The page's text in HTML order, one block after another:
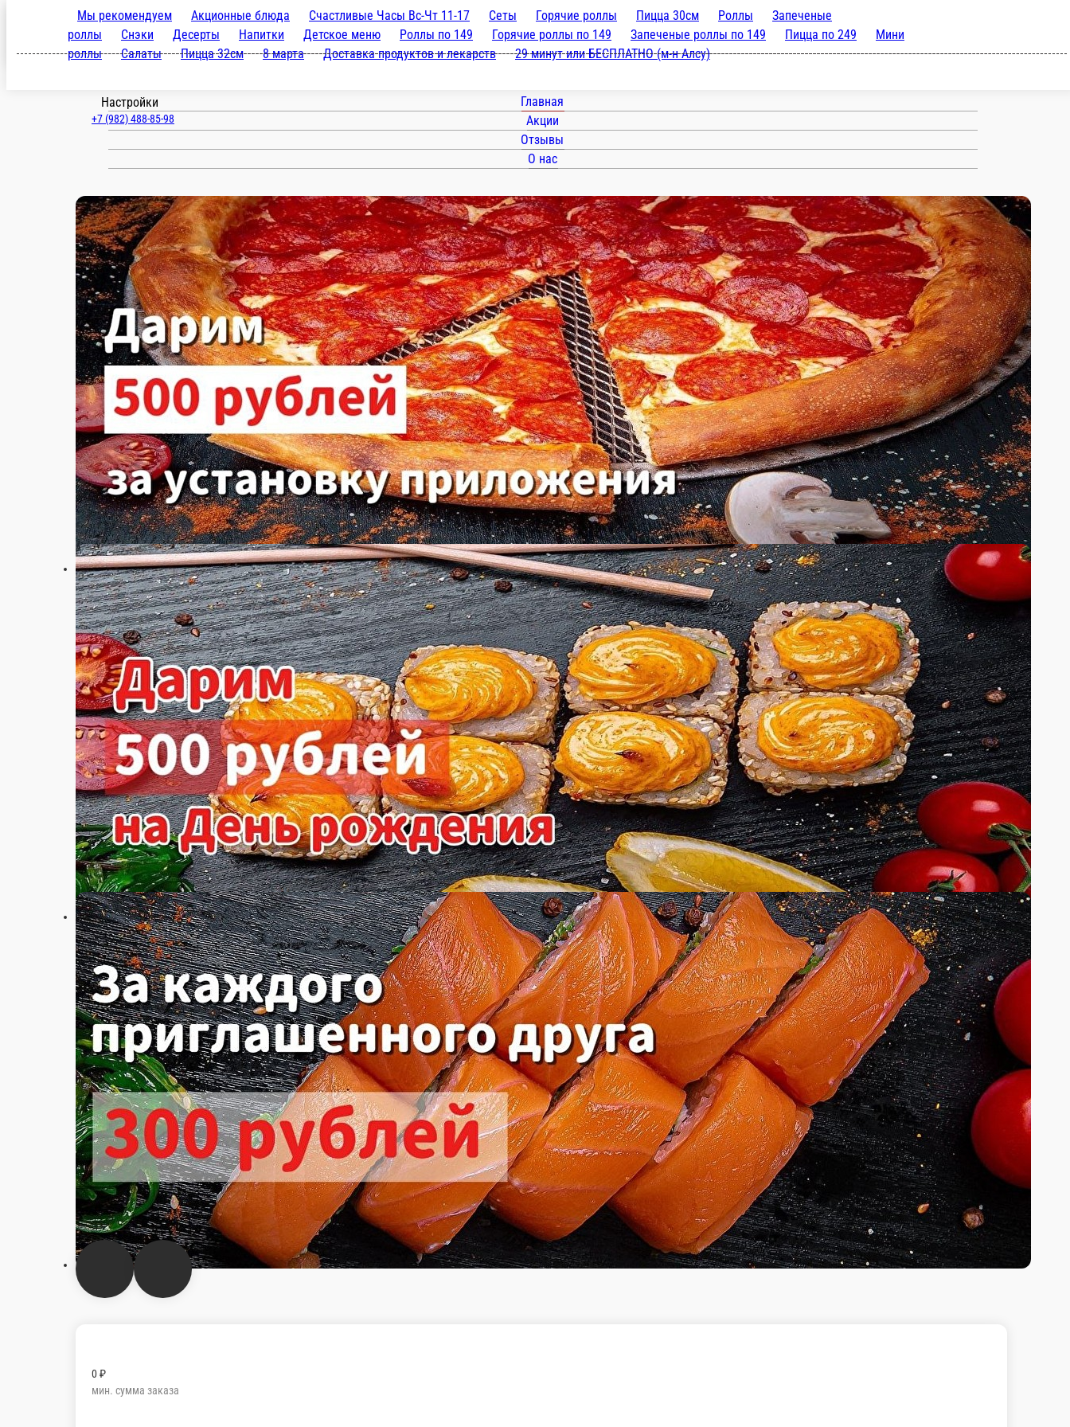
Чернушка
Настройки
+7 (982) 488-85-98
Главная
Акции
Отзывы
О нас
0 ₽
мин. сумма заказа
Мы рекомендуем Акционные блюда Счастливые Часы Вс-Чт 11-17 Сеты Горячие роллы Пицца 30см Роллы
Запеченые
роллы
Снэки Десерты Напитки Детское меню Роллы по 149 Горячие роллы по 149 Запеченые роллы по 149 Пицца по 249
Мини
роллы
Салаты Пицца 32см 8 марта Доставка продуктов и лекарств 29 минут или БЕСПЛАТНО (м-н Алсу)